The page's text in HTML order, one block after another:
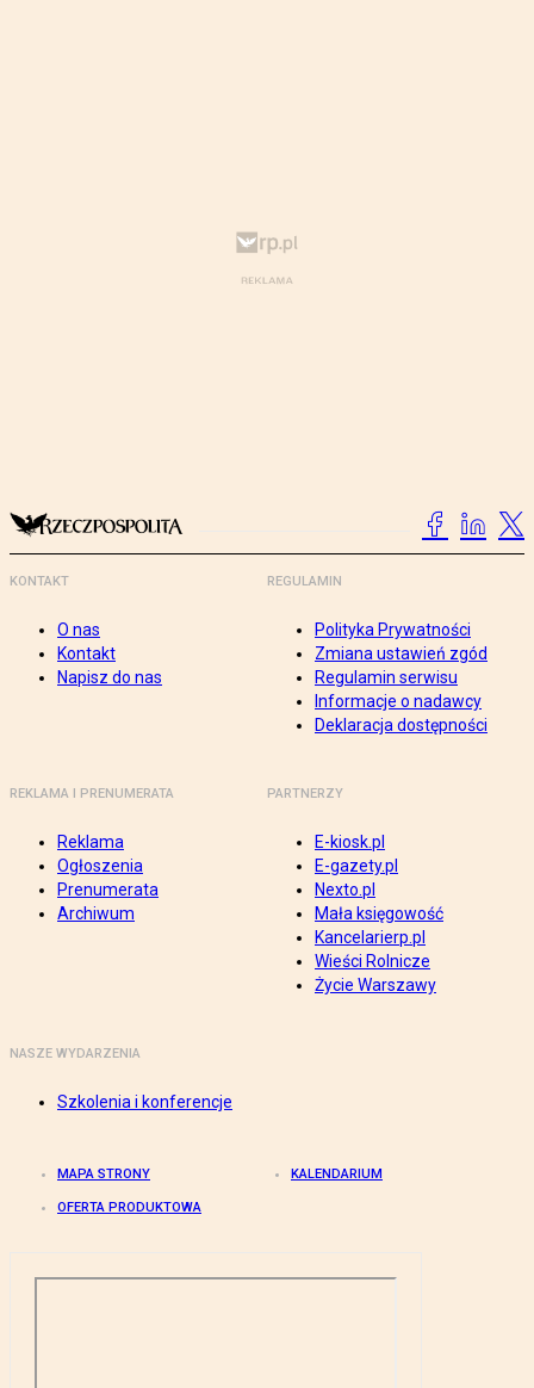
KONTAKT
O nas
Kontakt
Napisz do nas
REGULAMIN
Polityka Prywatności
Zmiana ustawień zgód
Regulamin serwisu
Informacje o nadawcy
Deklaracja dostępności
REKLAMA I PRENUMERATA
Reklama
Ogłoszenia
Prenumerata
Archiwum
PARTNERZY
E-kiosk.pl
E-gazety.pl
Nexto.pl
Mała księgowość
Kancelarierp.pl
Wieści Rolnicze
Życie Warszawy
NASZE WYDARZENIA
Szkolenia i konferencje
MAPA STRONY KALENDARIUM
OFERTA PRODUKTOWA